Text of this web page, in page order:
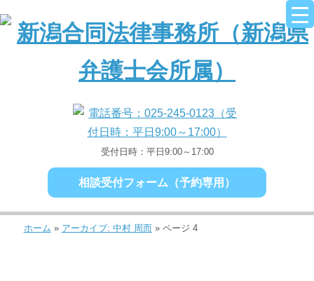
受付日時：平日9:00～17:00
相談受付フォーム（予約専用）
ホーム » アーカイブ: 中村 周而» ページ 4